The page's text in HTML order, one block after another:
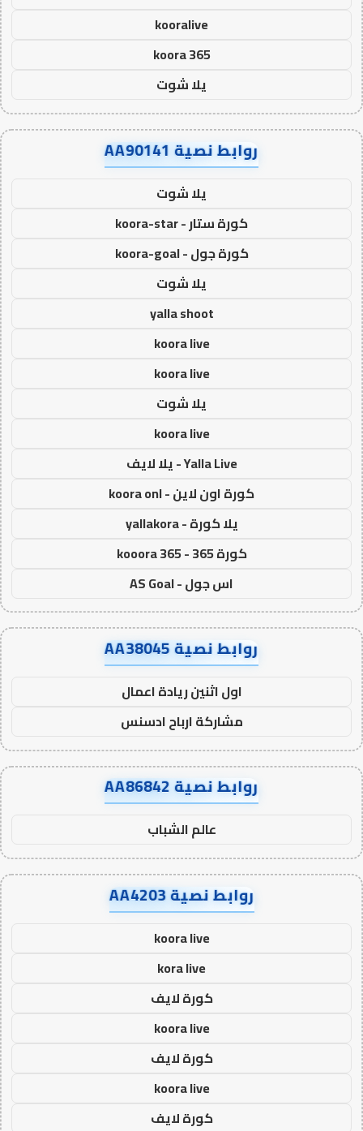
kooralive
koora 365
يلا شوت
روابط نصية AA90141
يلا شوت
كورة ستار - koora-star
كورة جول - koora-goal
يلا شوت
yalla shoot
koora live
koora live
يلا شوت
koora live
Yalla Live - يلا لايف
كورة اون لاين - koora onl
يلا كورة - yallakora
كورة 365 - kooora 365
اس جول - AS Goal
روابط نصية AA38045
اول اثنين ريادة اعمال
مشاركة ارباح ادسنس
روابط نصية AA86842
عالم الشباب
روابط نصية AA4203
koora live
kora live
كورة لايف
koora live
كورة لايف
koora live
كورة لايف